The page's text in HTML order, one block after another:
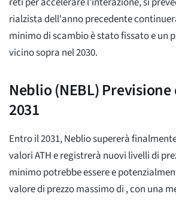
rialzista dell'anno precedente
minimo di scambio è stato fissatoe un
vicino sopra nel 2030.
Neblio (NEBL)
2031
Entro il 2031, Neblio supererà
valori ATH e registrerà nuovi livelli di
minimo potrebbe esseree
valore di prezzo massimo di , con una